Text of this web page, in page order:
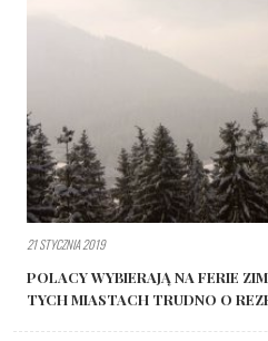
21 STYCZNIA 2019
POLACY WYBIERAJĄ NA FERIE
TYCH MIASTACH TRUDNO O